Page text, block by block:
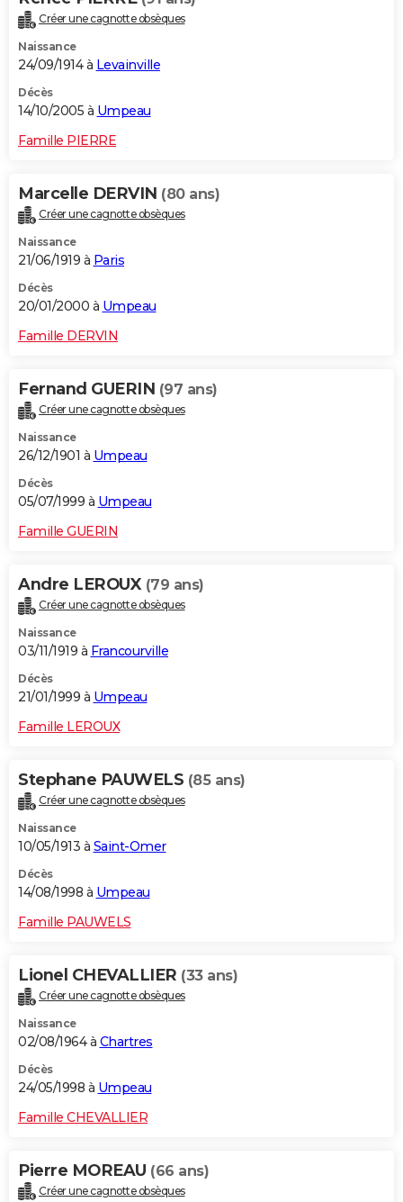
Créer une cagnotte obsèques
Naissance
24/09/1914 à Levainville
Décès
14/10/2005 à Umpeau
Famille PIERRE
Marcelle DERVIN (80 ans)
Créer une cagnotte obsèques
Naissance
21/06/1919 à Paris
Décès
20/01/2000 à Umpeau
Famille DERVIN
Fernand GUERIN (97 ans)
Créer une cagnotte obsèques
Naissance
26/12/1901 à Umpeau
Décès
05/07/1999 à Umpeau
Famille GUERIN
Andre LEROUX (79 ans)
Créer une cagnotte obsèques
Naissance
03/11/1919 à Francourville
Décès
21/01/1999 à Umpeau
Famille LEROUX
Stephane PAUWELS (85 ans)
Créer une cagnotte obsèques
Naissance
10/05/1913 à Saint-Omer
Décès
14/08/1998 à Umpeau
Famille PAUWELS
Lionel CHEVALLIER (33 ans)
Créer une cagnotte obsèques
Naissance
02/08/1964 à Chartres
Décès
24/05/1998 à Umpeau
Famille CHEVALLIER
Pierre MOREAU (66 ans)
Créer une cagnotte obsèques